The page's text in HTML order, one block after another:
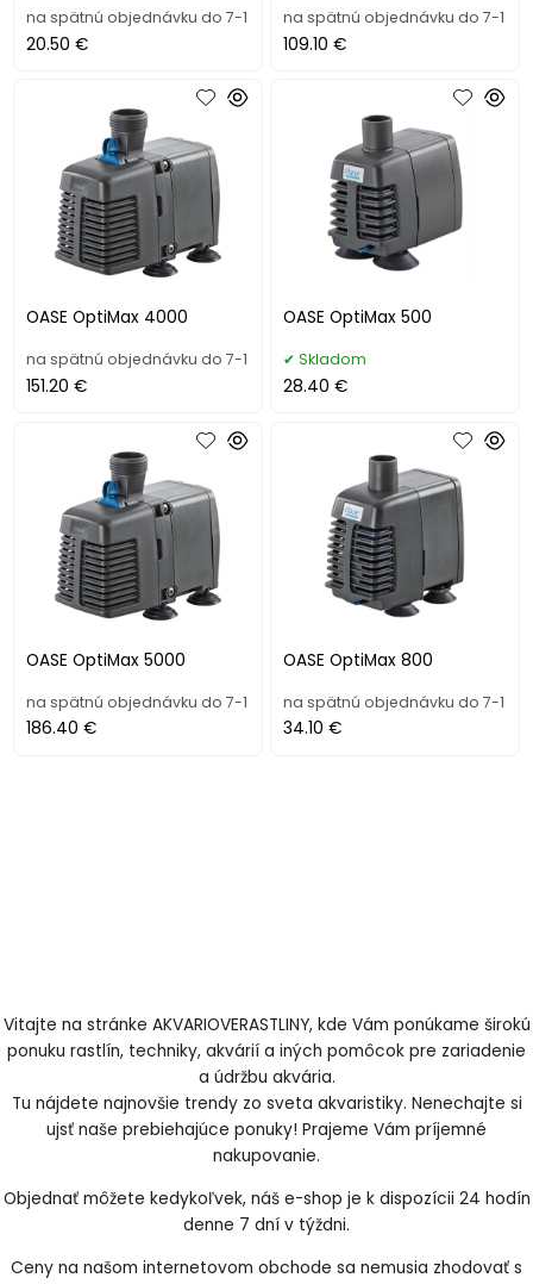
na spätnú objednávku do 7-1
20.50 €
na spätnú objednávku do 7-1
109.10 €
OASE OptiMax 4000
na spätnú objednávku do 7-1
151.20 €
OASE OptiMax 500
Skladom
28.40 €
OASE OptiMax 5000
na spätnú objednávku do 7-1
186.40 €
OASE OptiMax 800
na spätnú objednávku do 7-1
34.10 €
Vitajte na stránke AKVARIOVERASTLINY, kde Vám ponúkame širokú
ponuku rastlín, techniky, akvárií a iných pomôcok pre zariadenie
a údržbu akvária.
Tu nájdete najnovšie trendy zo sveta akvaristiky. Nenechajte si
ujsť naše prebiehajúce ponuky! Prajeme Vám príjemné
nakupovanie.
Objednať môžete kedykoľvek, náš e-shop je k dispozícii 24 hodín
denne 7 dní v týždni.
Ceny na našom internetovom obchode sa nemusia zhodovať s